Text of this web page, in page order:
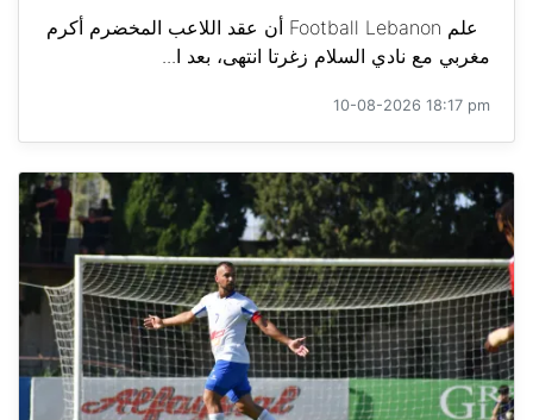
علم Football Lebanon أن عقد اللاعب المخضرم أكرم
مغربي مع نادي السلام زغرتا انتهى، بعد ا...
10-08-2026 18:17 pm